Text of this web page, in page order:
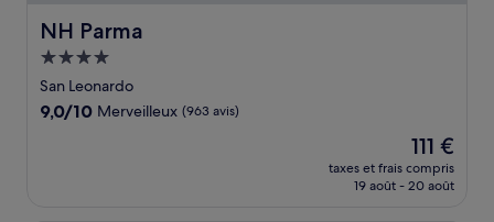
NH Parma
NH Parma
Hébergement
4.0 étoiles
San Leonardo
9.0
9,0/10 Merveilleux (963 avis)
Le
nouveau
prix
111 €
taxes et frais compris
19 août - 20 août